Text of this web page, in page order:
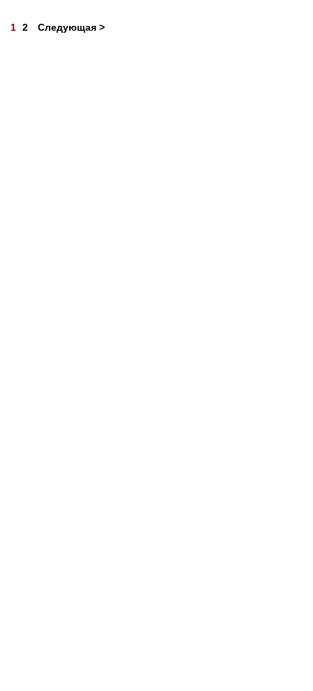
1 2 Следующая >